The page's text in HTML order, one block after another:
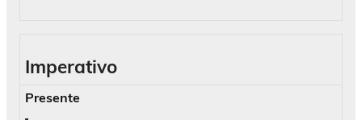
Imperativo
Presente